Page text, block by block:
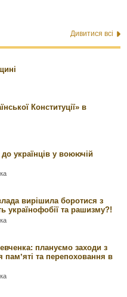
Дивитися всі
Конституції» в
українців у воюючій
вирішила боротися з
українофобії та рашизму?!
плануємо заходи з
памʼяті та перепоховання в